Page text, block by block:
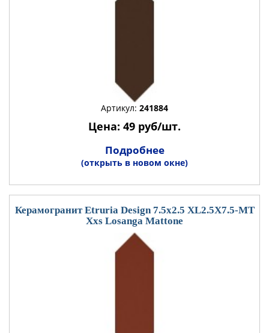
Артикул: 241884
Цена: 49 руб/шт.
Подробнее
(открыть в новом окне)
Керамогранит Etruria Design 7.5x2.5 XL2.5X7.5-MT
Xxs Losanga Mattone